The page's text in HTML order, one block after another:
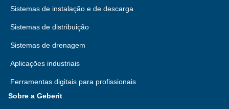
Sistemas de instalação e de descarga
Sistemas de distribuição
Sistemas de drenagem
Aplicações industriais
Ferramentas digitais para profissionais
Sobre a Geberit